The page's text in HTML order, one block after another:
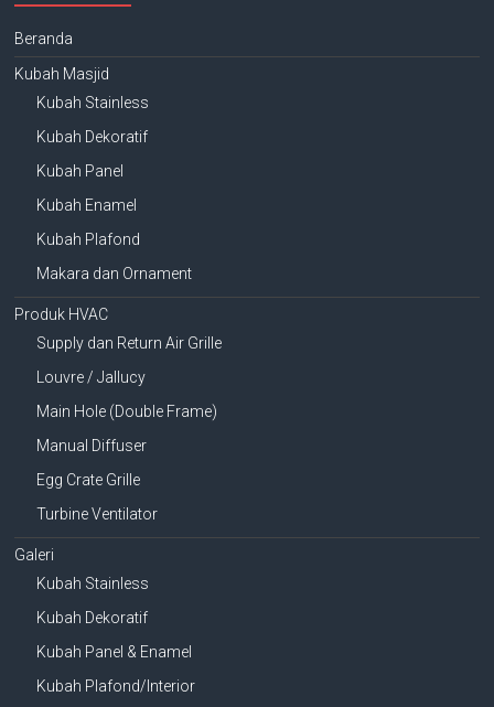
Beranda
Kubah Masjid
Kubah Stainless
Kubah Dekoratif
Kubah Panel
Kubah Enamel
Kubah Plafond
Makara dan Ornament
Produk HVAC
Supply dan Return Air Grille
Louvre / Jallucy
Main Hole (Double Frame)
Manual Diffuser
Egg Crate Grille
Turbine Ventilator
Galeri
Kubah Stainless
Kubah Dekoratif
Kubah Panel & Enamel
Kubah Plafond/Interior